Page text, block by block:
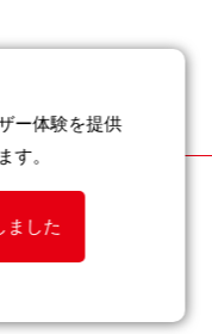
方針
Co., Ltd. All Rights
ー体験を提供
す。
ました